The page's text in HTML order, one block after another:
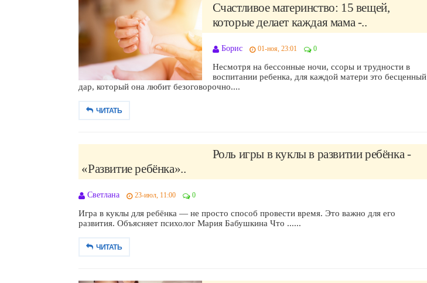
Счастливое материнство: 15 вещей,
которые делает каждая мама -..
Борис 01-ноя, 23:01 0
Несмотря на бессонные ночи, ссоры и трудности в
воспитании ребенка, для каждой матери это бесценный
дар, который она любит безоговорочно....
ЧИТАТЬ
Роль игры в куклы в развитии ребёнка -
«Развитие ребёнка»..
Светлана 23-июл, 11:00 0
Игра в куклы для ребёнка — не просто способ провести время. Это важно для его
развития. Объясняет психолог Мария Бабушкина Что ......
ЧИТАТЬ